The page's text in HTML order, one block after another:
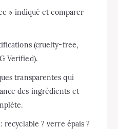
» indiqué et comparer
(cruelty-free,
Verified).
transparentes qui
des ingrédients et
recyclable ? verre épais ?